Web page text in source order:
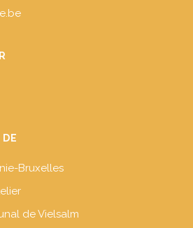
Bruxelles
de Vielsalm